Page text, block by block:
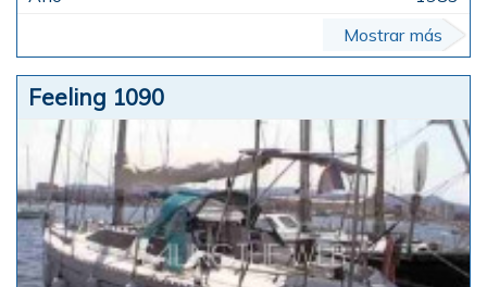
Mostrar más
Feeling 1090